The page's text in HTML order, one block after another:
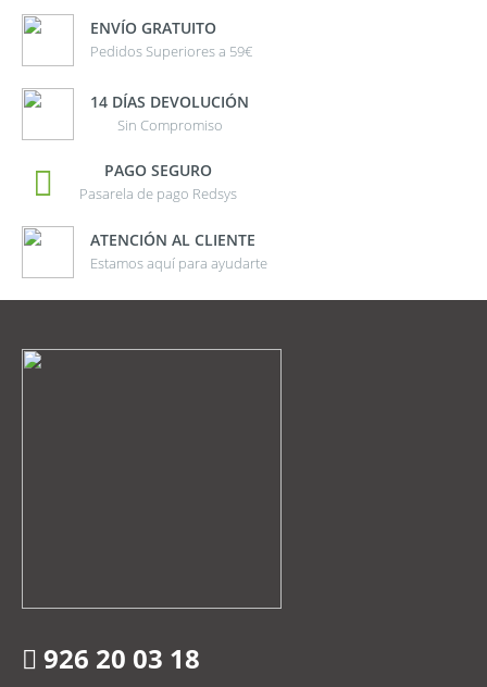
ENVÍO GRATUITO
Pedidos Superiores a 59€
14 DÍAS DEVOLUCIÓN
Sin Compromiso
PAGO SEGURO
Pasarela de pago Redsys
ATENCIÓN AL CLIENTE
Estamos aquí para ayudarte
926 20 03 18